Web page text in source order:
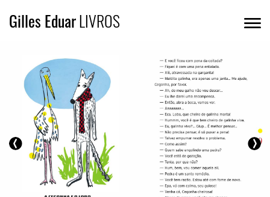
Gilles EduarLIVROS